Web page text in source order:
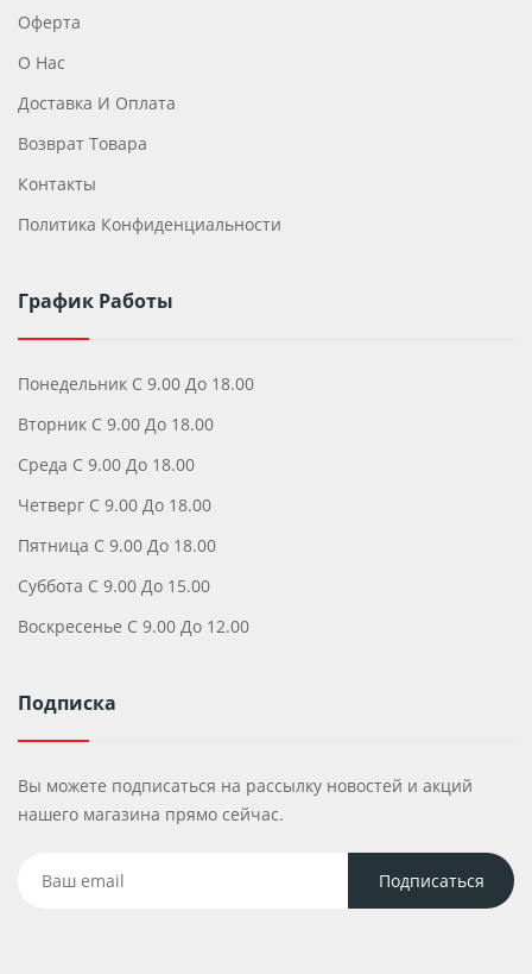
Оферта
О Нас
Доставка И Оплата
Возврат Товара
Контакты
Политика Конфиденциальности
График Работы
Понедельник С 9.00 До 18.00
Вторник С 9.00 До 18.00
Среда С 9.00 До 18.00
Четверг С 9.00 До 18.00
Пятница С 9.00 До 18.00
Суббота С 9.00 До 15.00
Воскресенье С 9.00 До 12.00
Подписка
Вы можете подписаться на рассылку новостей и акций
нашего магазина прямо сейчас.